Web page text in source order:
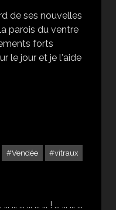
de ses nouvelles
parois du ventre
forts
le jour et je l'aide
Vendée
vitraux
... ... ... ! ... ... ... ...